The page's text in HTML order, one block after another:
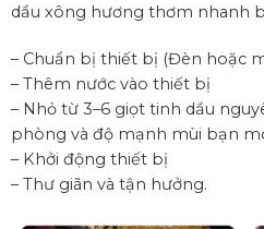
dầu xông hương thơm nhanh
– Chuẩn bị thiết bị (Đèn hoặc
– Thêm nước vào thiết bị
– Nhỏ từ 3–6 giọt tinh dầu
phòng và độ mạnh mùi bạn
– Khởi động thiết bị
– Thư giãn và tận hưởng.